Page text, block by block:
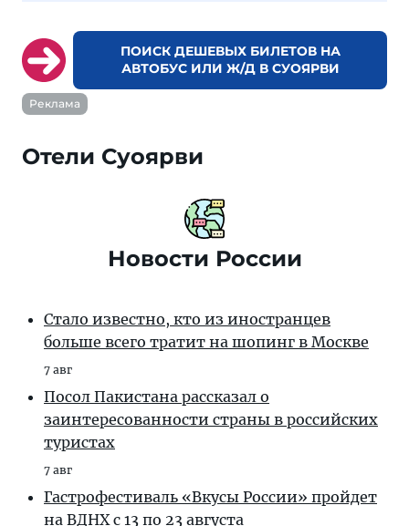
ПОИСК ДЕШЕВЫХ БИЛЕТОВ НА
АВТОБУС ИЛИ Ж/Д В СУОЯРВИ
Реклама
Отели Суоярви
Новости России
Стало известно, кто из иностранцев
больше всего тратит на шопинг в Москве
7 авг
Посол Пакистана рассказал о
заинтересованности страны в российских
туристах
7 авг
Гастрофестиваль «Вкусы России» пройдет
на ВДНХ с 13 по 23 августа